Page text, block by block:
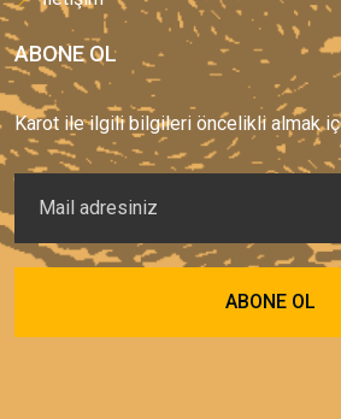
ABONE OL
Karot ile ilgili bilgileri öncelikli almak